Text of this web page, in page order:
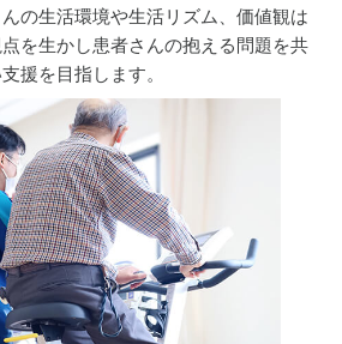
の生活環境や生活リズム、価値観は
を生かし患者さんの抱える問題を共
援を目指します。